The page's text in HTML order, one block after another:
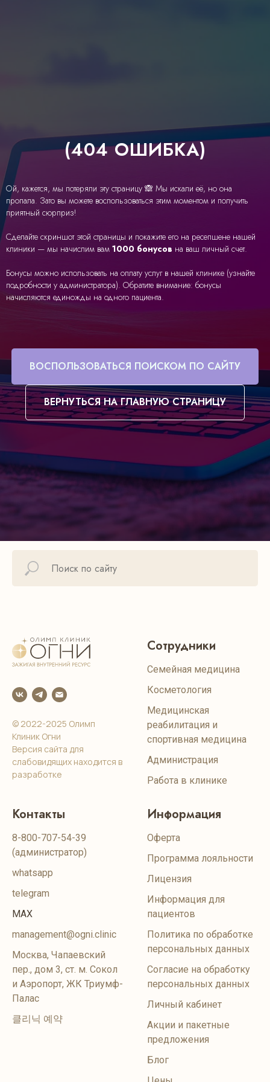
(404 ОШИБКА)
Ой, кажется, мы потеряли эту страницу 🙈 Мы искали её, но она
пропала. Зато вы можете воспользоваться этим моментом и получить
приятный сюрприз!
Сделайте скриншот этой страницы и покажите его на ресепшене нашей
клиники — мы начислим вам 1000 бонусов на ваш личный счет.
Бонусы можно использовать на оплату услуг в нашей клинике (узнайте
подробности у администратора). Обратите внимание: бонусы
начисляются единожды на одного пациента.
ВОСПОЛЬЗОВАТЬСЯ ПОИСКОМ ПО САЙТУ
ВЕРНУТЬСЯ НА ГЛАВНУЮ СТРАНИЦУ
© 2022-2025 Олимп
Клиник Огни
Версия сайта для
слабовидящих находится в
разработке
Сотрудники
Семейная медицина
Косметология
Медицинская
реабилитация и
спортивная медицина
Администрация
Работа в клинике
Контакты
8-800-707-54-39
(администратор)
whatsapp
telegram
MAX
management@ogni.clinic
Москва, Чапаевский
пер., дом 3, ст. м. Сокол
и Аэропорт, ЖК Триумф-
Палас
클리닉 예약
Информация
Оферта
Программа лояльности
Лицензия
Информация для
пациентов
Политика по обработке
персональных данных
Согласие на обработку
персональных данных
Личный кабинет
Акции и пакетные
предложения
Блог